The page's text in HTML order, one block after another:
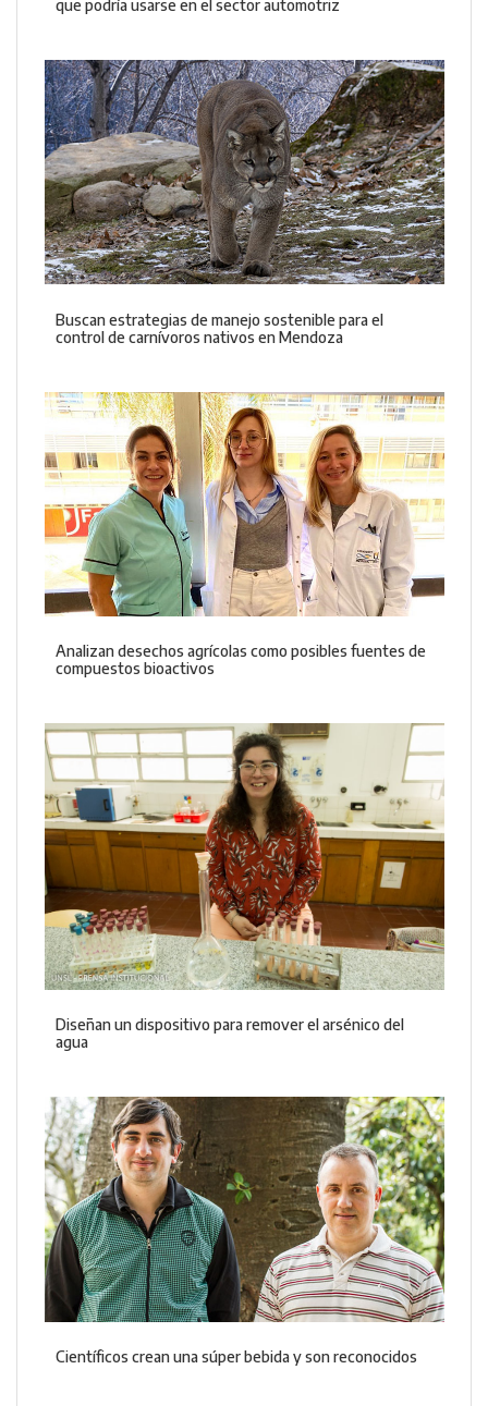
que podría usarse en el sector automotriz
Buscan estrategias de manejo sostenible para el
control de carnívoros nativos en Mendoza
Analizan desechos agrícolas como posibles fuentes de
compuestos bioactivos
Diseñan un dispositivo para remover el arsénico del
agua
Científicos crean una súper bebida y son reconocidos